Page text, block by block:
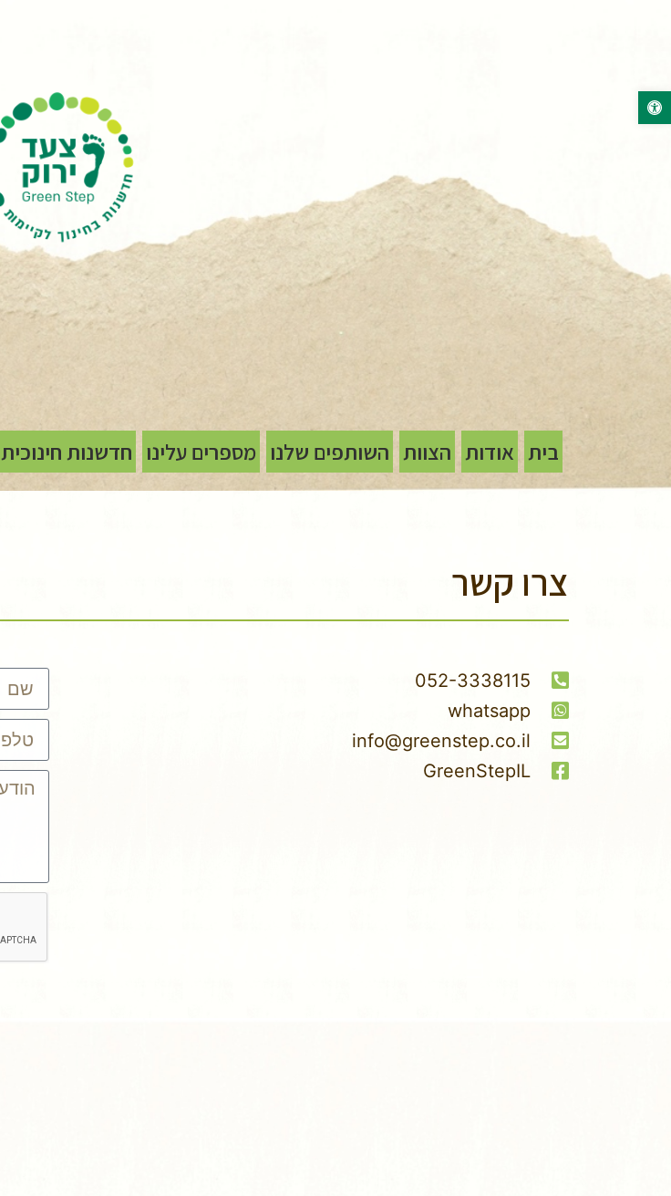
פתח סרגל נגישות
בית אודות הצוות השותפים שלנו מספרים עלינו חדשנות חינוכית
צרו קשר
052-3338115
whatsapp
info@greenstep.co.il
GreenStepIL